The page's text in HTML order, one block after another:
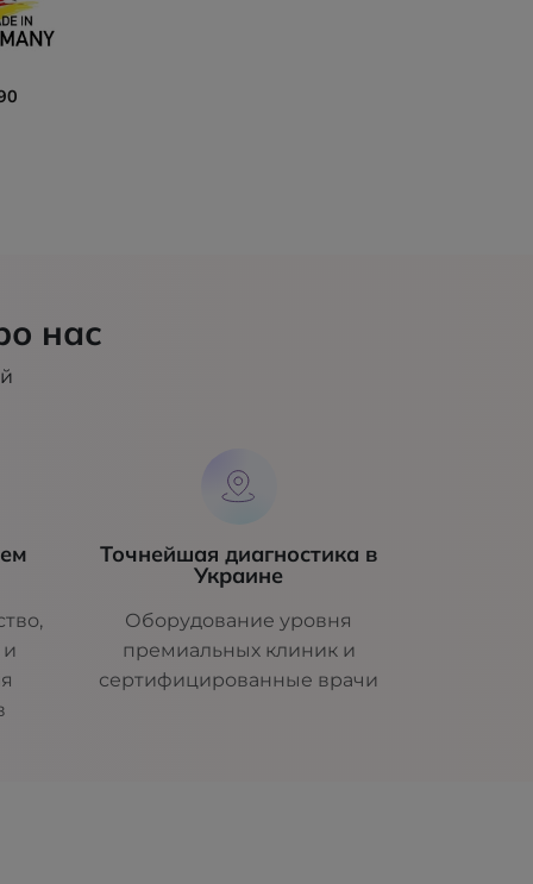
нас
Точнейшая диагностика в
Украине
Оборудование уровня
премиальных клиник и
сертифицированные врачи